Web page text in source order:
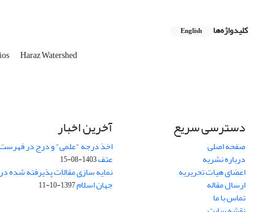
کلیدواژه‌ها English
Haraz Watershed
دسترسی سریع
صفحه اصلی
درباره نشریه
اعضای هیات تحریریه
ارسال مقاله
تماس با ما
آخرین اخبار
اخذ درجه "علمی" و درج در
عتف1403-08-15
نمایه سازی مقالات پذیرفته شده
جهان اسلام1397-10-11